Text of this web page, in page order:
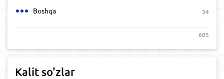
Boshqa 34
605
Kalit so'zlar